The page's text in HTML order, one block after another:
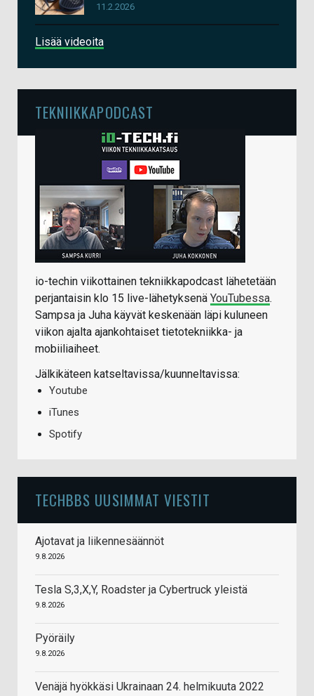
11.2.2026
Lisää videoita
TEKNIIKKAPODCAST
io-techin viikottainen tekniikkapodcast lähetetään
perjantaisin klo 15 live-lähetyksenä YouTubessa.
Sampsa ja Juha käyvät keskenään läpi kuluneen
viikon ajalta ajankohtaiset tietotekniikka- ja
mobiiliaiheet.
Jälkikäteen katseltavissa/kuunneltavissa:
Youtube
iTunes
Spotify
TECHBBS UUSIMMAT VIESTIT
Ajotavat ja liikennesäännöt
9.8.2026
Tesla S,3,X,Y, Roadster ja Cybertruck yleistä
9.8.2026
Pyöräily
9.8.2026
Venäjä hyökkäsi Ukrainaan 24. helmikuuta 2022